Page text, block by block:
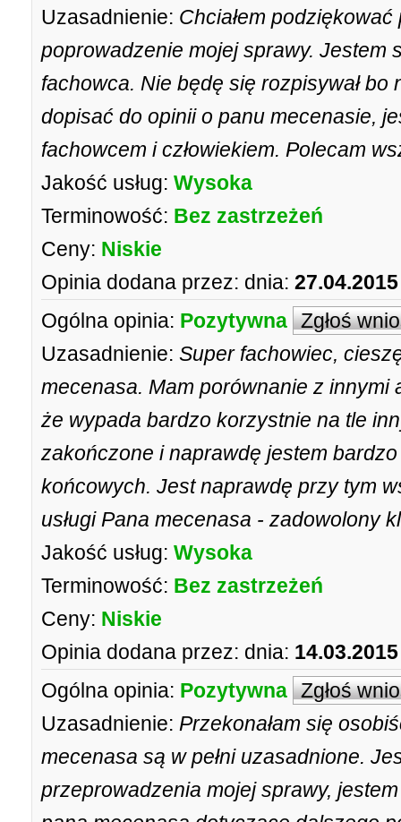
Uzasadnienie: Chciałem
poprowadzenie mojej sprawy. Jestem
fachowca. Nie będę się rozpisywał bo
dopisać do opinii o panu mecenasie,
fachowcem i człowiekiem. Polecam
Jakość usług: Wysoka
Terminowość: Bez zastrzeżeń
Ceny: Niskie
Opinia dodana przez: dnia:
Ogólna opinia: Pozytywna Zgłoś
Uzasadnienie: Super fachowiec,
mecenasa. Mam porównanie z innymi
że wypada bardzo korzystnie na tle
zakończone i naprawdę jestem
końcowych. Jest naprawdę przy tym
usługi Pana mecenasa - zadowolony
Jakość usług: Wysoka
Terminowość: Bez zastrzeżeń
Ceny: Niskie
Opinia dodana przez: dnia:
Ogólna opinia: Pozytywna Zgłoś
Uzasadnienie: Przekonałam się
mecenasa są w pełni uzasadnione.
przeprowadzenia mojej sprawy,